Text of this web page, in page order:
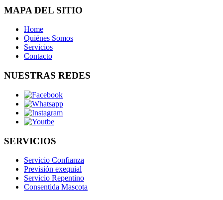
MAPA DEL SITIO
Home
Quiénes Somos
Servicios
Contacto
NUESTRAS REDES
SERVICIOS
Servicio Confianza
Previsión exequial
Servicio Repentino
Consentida Mascota